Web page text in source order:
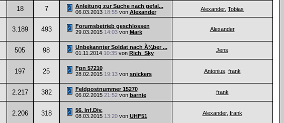
18 7
Anleitung zur Suche nach gefal...
06.03.2013 18:55von Alexander Alexander, Tobias
3.189 493
Forumsbetrieb geschlossen
29.03.2015 14:03von Mark Alexander
505 98
Unbekannter Soldat nach Ã¼ber ...
01.11.2014 10:35von Rich_Sky Jens
197 25
Fpn 57210
28.02.2015 19:13von snickers Antonius frank
2.217 382
Feldpostnummer 15270
06.02.2015 21:52von barnie frank
2.206 318
56. Inf.Div.
08.03.2015 13:20von UHF51 Alexander, frank